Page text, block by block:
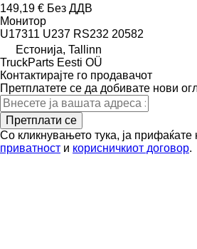
149,19 € Без ДДВ
Монитор
U17311 U237 RS232 20582
Естонија, Tallinn
TruckParts Eesti OÜ
Контактирајте го продавачот
Претплатете се да добивате нови
Претплати се
Со кликнувањето тука, ја прифаќате
приватност и корисничкиот договор.